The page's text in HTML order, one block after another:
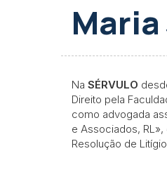
Na SÉRVULO
Direito pela
como advogada
e Associados,
Resolução de